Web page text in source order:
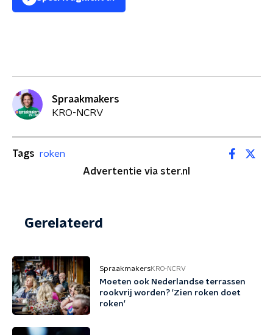
Spraakmakers
KRO-NCRV
Tags roken
Advertentie via ster.nl
Gerelateerd
SpraakmakersKRO-NCRV
Moeten ook Nederlandse terrassen
rookvrij worden? 'Zien roken doet
roken'